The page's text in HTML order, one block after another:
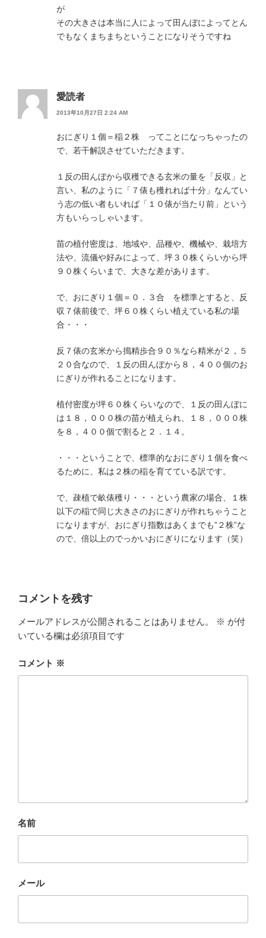
が
その大きさは本当に人によって田んぼによってとん
でもなくまちまちということになりそうですね
愛読者
2013年10月27日 2:24 AM
おにぎり１個＝稲２株 ってことになっちゃったの
で、若干解説させていただきます。
１反の田んぼから収穫できる玄米の量を「反収」と
言い、私のように「７俵も穫れれば十分」なんてい
う志の低い者もいれば「１０俵が当たり前」という
方もいらっしゃいます。
苗の植付密度は、地域や、品種や、機械や、栽培方
法や、流儀や好みによって、坪３０株くらいから坪
９０株くらいまで、大きな差があります。
で、おにぎり１個＝０．３合 を標準とすると、反
収７俵前後で、坪６０株くらい植えている私の場
合・・・
反７俵の玄米から搗精歩合９０％なら精米が２，５
２０合なので、１反の田んぼから８，４００個のお
にぎりが作れることになります。
植付密度が坪６０株くらいなので、１反の田んぼに
は１８，０００株の苗が植えられ、１８，０００株
を８，４００個で割ると２．１４。
・・・ということで、標準的なおにぎり１個を食べ
るために、私は２株の稲を育てている訳です。
で、疎植で畝俵穫り・・・という農家の場合、１株
以下の稲で同じ大きさのおにぎりが作れちゃうこと
になりますが、おにぎり指数はあくまでも”２株”な
ので、倍以上のでっかいおにぎりになります（笑）
コメントを残す
メールアドレスが公開されることはありません。 ※ が付
いている欄は必須項目です
コメント ※
名前
メール